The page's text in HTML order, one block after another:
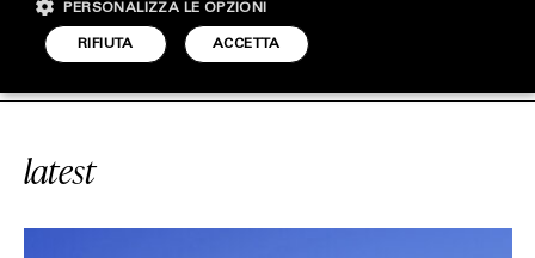
STYLE
FOOTWEAR
#PUGLIA SOLDOUTSERVICE
latest
ACCETTA
RIFIUTA
PERSONALIZZA LE OPZIONI